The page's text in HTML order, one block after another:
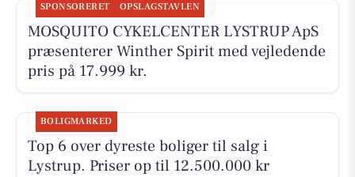
SPONSORERET OPSLAGSTAVLEN
MOSQUITO CYKELCENTER LYSTRUP ApS
præsenterer Winther Spirit med vejledende
pris på 17.999 kr.
BOLIGMARKED
Top 6 over dyreste boliger til salg i
Lystrup. Priser op til 12.500.000 kr